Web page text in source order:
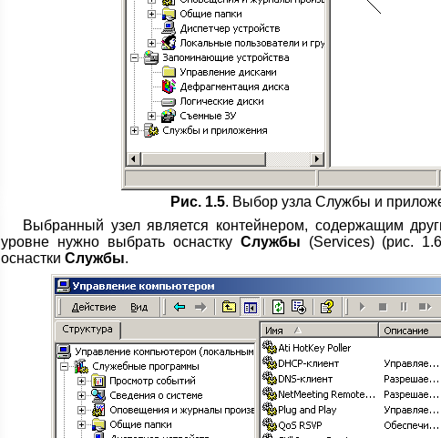
Рис. 1.5. Выбор узла Службы и
Выбранный узел является контейнером, содержащим
уровне нужно выбрать оснастку Службы (Services) (рис.
оснастки Службы.